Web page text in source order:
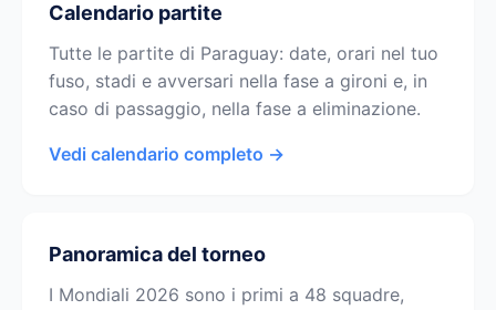
Calendario partite
Tutte le partite di Paraguay: date, orari nel tuo
fuso, stadi e avversari nella fase a gironi e, in
caso di passaggio, nella fase a eliminazione.
Vedi calendario completo →
Panoramica del torneo
I Mondiali 2026 sono i primi a 48 squadre,